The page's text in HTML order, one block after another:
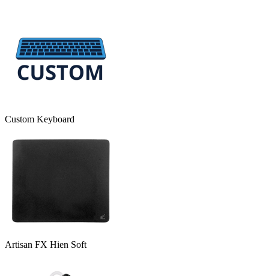
Custom Keyboard
Artisan FX Hien Soft